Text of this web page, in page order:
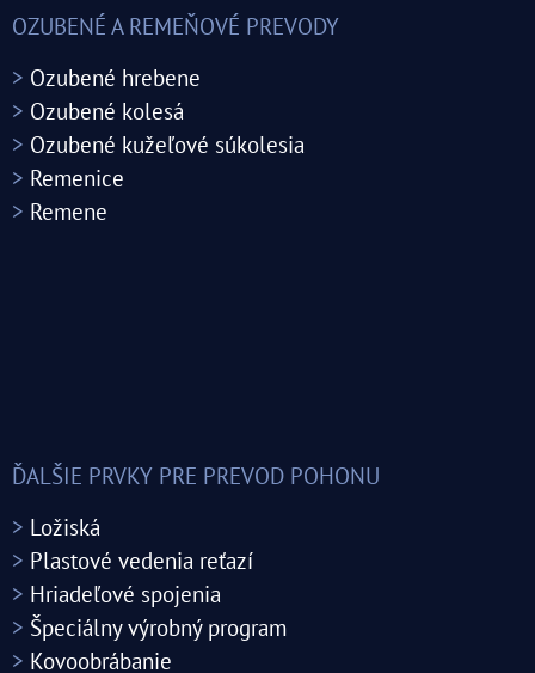
OZUBENÉ A REMEŇOVÉ PREVODY
> Ozubené hrebene
> Ozubené kolesá
> Ozubené kužeľové súkolesia
> Remenice
> Remene
ĎALŠIE PRVKY PRE PREVOD POHONU
> Ložiská
> Plastové vedenia reťazí
> Hriadeľové spojenia
> Špeciálny výrobný program
> Kovoobrábanie